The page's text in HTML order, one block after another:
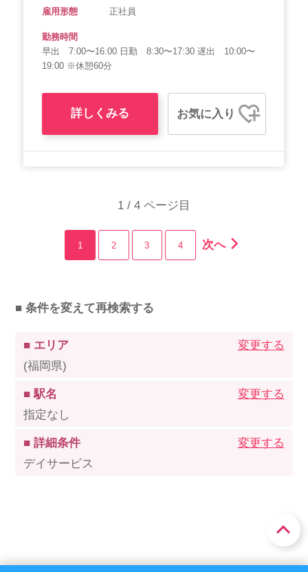
雇用形態 正社員
勤務時間
早出 7:00〜16:00 日勤 8:30〜17:30 遅出 10:00〜
19:00 ※休憩60分
詳しくみる お気に入り
1 / 4 ページ目
1 2 3 4 次へ
■ 条件を変えて再検索する
■ エリア
(福岡県)
変更する
■ 駅名
指定なし
変更する
■ 詳細条件
デイサービス
変更する